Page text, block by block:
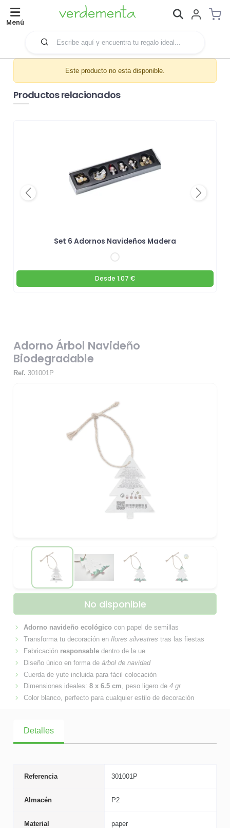
Menú
Este producto no esta disponible.
Productos relacionados
Set 6 Adornos Navideños Madera
Desde 1.07 €
Previous Next
Adorno Árbol Navideño
Biodegradable
Ref. 301001P
No disponible
Adorno navideño ecológicocon papel de semillas
Transforma tu decoración en flores silvestres tras las fiestas
Fabricación responsabledentro de la ue
Diseño único en forma de árbol de navidad
Cuerda de yute incluida para fácil colocación
Dimensiones ideales: 8 x 6.5 cm, peso ligero de 4 gr
Color blanco, perfecto para cualquier estilo de decoración
Detalles
Referencia 301001P
Almacén P2
Material paper